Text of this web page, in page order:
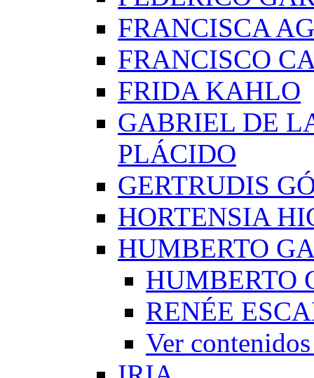
FRANCISCA
FRANCISCO
FRIDA KAHLO
GABRIEL DE
PLÁCIDO
GERTRUDIS
HORTENSIA
HUMBERTO
HUMBERTO
RENÉE
Ver